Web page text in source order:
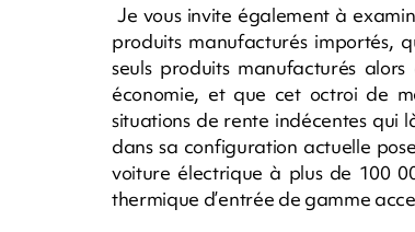
Je vous invite également à
produits manufacturés importés,
seuls produits manufacturés
économie, et que cet octroi de
situations de rente indécentes qui
dans sa configuration actuelle
voiture électrique à plus de 100
thermique d’entrée de gamme